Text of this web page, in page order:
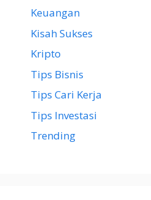
Keuangan
Kisah Sukses
Kripto
Tips Bisnis
Tips Cari Kerja
Tips Investasi
Trending